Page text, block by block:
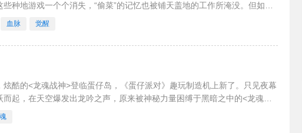
种地游戏一个个消失，“偷菜”的记忆也被铺天盖地的工作所淹没。但如
”这些玩法吸引。要我说
血脉 觉醒
酷的<龙魂战神>登临蛋仔岛，《蛋仔派对》趣玩制造机上新了。只见夜幕
起，在天空爆发出龙吟之声，原来被神秘力量困缚于黑暗之中的<龙魂战
场